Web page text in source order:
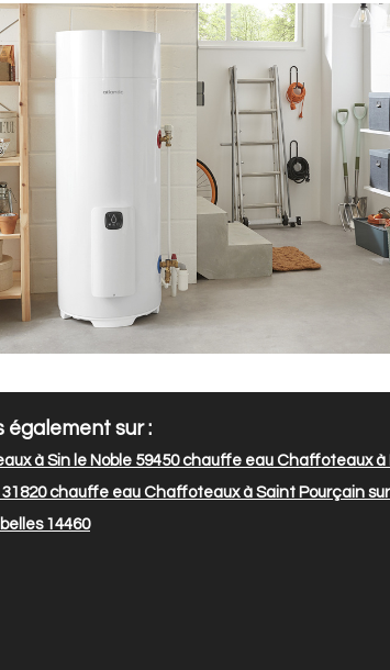
également sur :
à Sin le Noble 59450chauffe eau Chaffoteaux à
chauffe eau Chaffoteaux à Saint Pourçain sur
14460